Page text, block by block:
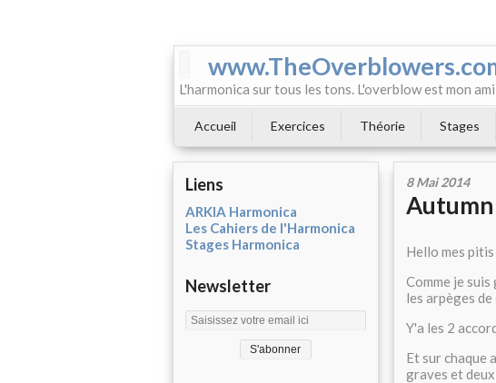
L'harmonica sur tous les tons. L'overblow est mon
Accueil Exercices Théorie Stages
Liens
ARKIA Harmonica
Les Cahiers de l'Harmonica
Stages Harmonica
Newsletter
8 Mai 2014
Autumn
Hello mes
Comme je
les arpèges
Y'a les 2
Et sur chaque
graves et